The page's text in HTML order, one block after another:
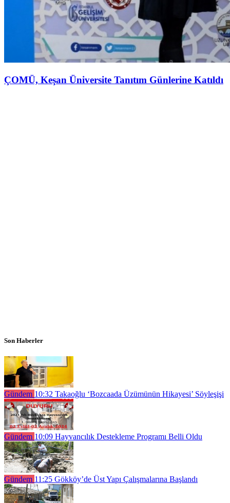
ÇOMÜ, Keşan Üniversite Tanıtım Günlerine Katıldı
Son Haberler
Gündem 10:32 Takaoğlu ‘Bozcaada Üzümünün Hikayesi’ Söyleşişi
Gündem 10:09 Hayvancılık Destekleme Programı Belli Oldu
Gündem 11:25 Gökköy’de Üst Yapı Çalışmalarına Başlandı